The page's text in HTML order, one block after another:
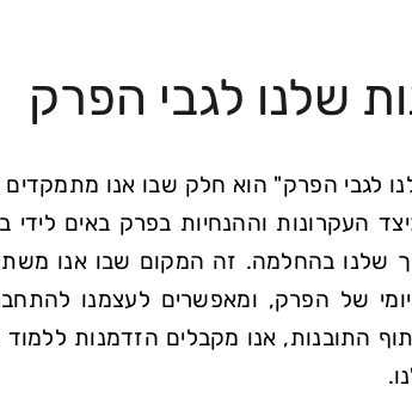
שלנו לגבי הפרק
לגבי הפרק" הוא חלק שבו אנו
העקרונות וההנחיות בפרק באים לידי
שלנו בהחלמה. זה המקום שבו אנו
של הפרק, ומאפשרים לעצמנו
התובנות, אנו מקבלים הזדמנות ללמוד